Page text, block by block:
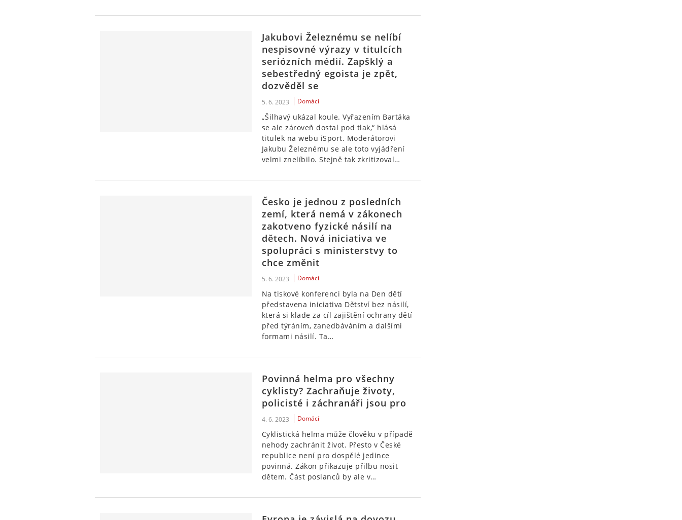
Jakubovi Železnému se nelíbí
nespisovné výrazy v titulcích
seriózních médií. Zapšklý a
sebestředný egoista je zpět,
dozvěděl se
5. 6. 2023 Domácí
„Šilhavý ukázal koule. Vyřazením Bartáka
se ale zároveň dostal pod tlak,“ hlásá
titulek na webu iSport. Moderátorovi
Jakubu Železnému se ale toto vyjádření
velmi znelíbilo. Stejně tak zkritizoval…
Česko je jednou z posledních
zemí, která nemá v zákonech
zakotveno fyzické násilí na
dětech. Nová iniciativa ve
spolupráci s ministerstvy to
chce změnit
5. 6. 2023 Domácí
Na tiskové konferenci byla na Den dětí
představena iniciativa Dětství bez násilí,
která si klade za cíl zajištění ochrany dětí
před týráním, zanedbáváním a dalšími
formami násilí. Ta…
Povinná helma pro všechny
cyklisty? Zachraňuje životy,
policisté i záchranáři jsou pro
4. 6. 2023 Domácí
Cyklistická helma může člověku v případě
nehody zachránit život. Přesto v České
republice není pro dospělé jedince
povinná. Zákon přikazuje přilbu nosit
dětem. Část poslanců by ale v…